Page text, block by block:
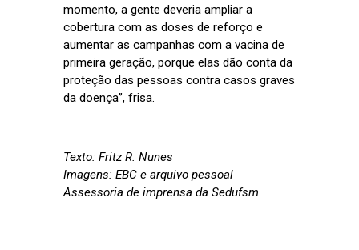
momento, a gente deveria ampliar a
cobertura com as doses de reforço e
aumentar as campanhas com a vacina de
primeira geração, porque elas dão conta da
proteção das pessoas contra casos graves
da doença”, frisa.
Texto: Fritz R. Nunes
Imagens: EBC e arquivo pessoal
Assessoria de imprensa da Sedufsm